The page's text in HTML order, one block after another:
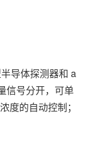
导体探测器和 a
信号分开，可单
度的自动控制；